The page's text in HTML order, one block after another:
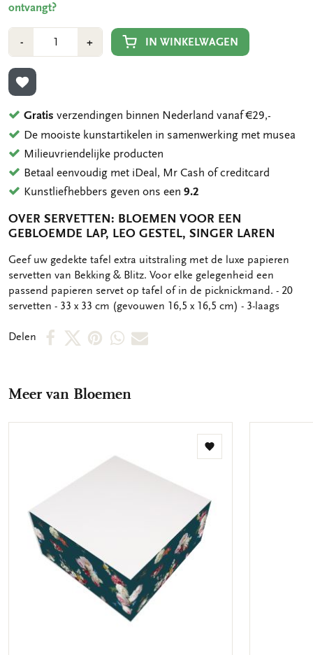
ontvangt?
-Min
1
+Plus
1
IN WINKELWAGEN
TOEVOEGEN AAN VERLANGLIJST
Gratis verzendingen binnen Nederland vanaf €29,-
De mooiste kunstartikelen in samenwerking met musea
Milieuvriendelijke producten
Betaal eenvoudig met iDeal, Mr Cash of creditcard
Kunstliefhebbers geven ons een9.2
OVER SERVETTEN: BLOEMEN VOOR EEN
GEBLOEMDE LAP, LEO GESTEL, SINGER LAREN
OMSCHRIJVING
Geef uw gedekte tafel extra uitstraling met de luxe papieren
servetten van Bekking & Blitz. Voor elke gelegenheid een
passend papieren servet op tafel of in de picknickmand. - 20
servetten - 33 x 33 cm (gevouwen 16,5 x 16,5 cm) - 3-laags
Delen
DeelDeelDeelDeelDeel
Meer van Bloemen
Toevoegen